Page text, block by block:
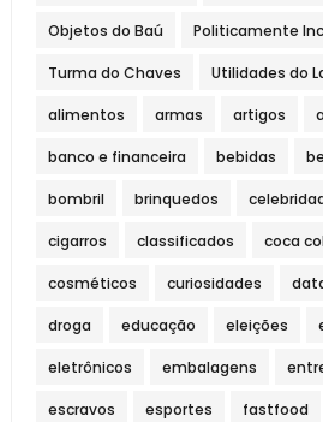
Objetos do Baú Politicamente
Turma do Chaves Utilidades do
alimentos armas artigos
banco e financeira bebidas
bombril brinquedos
cigarros classificados coca
cosméticos curiosidades
droga educação eleições
eletrônicos embalagens
escravos esportes fastfood